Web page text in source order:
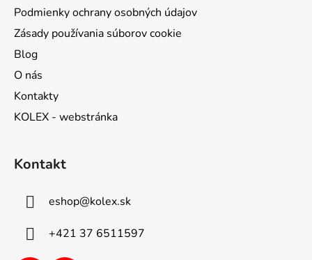
Podmienky ochrany osobných údajov
Zásady používania súborov cookie
Blog
O nás
Kontakty
KOLEX - webstránka
Kontakt
eshop@kolex.sk
+421 37 6511597